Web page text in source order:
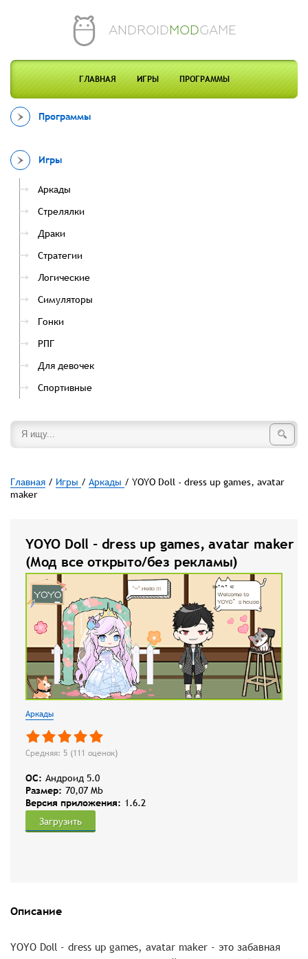
ANDROIDMODGAME
ГЛАВНАЯ ИГРЫ ПРОГРАММЫ
Программы
Игры
Аркады
Стрелялки
Драки
Стратегии
Логические
Симуляторы
Гонки
РПГ
Для девочек
Спортивные
Главная / Игры / Аркады / YOYO Doll - dress up games, avatar
maker
YOYO Doll - dress up games, avatar maker
(Мод все открыто/без рекламы)
Аркады
Средняя: 5 (111 оценок)
OC: Андроид 5.0
Размер: 70,07 Mb
Версия приложения: 1.6.2
Загрузить
Описание
YOYO Doll - dress up games, avatar maker - это забавная